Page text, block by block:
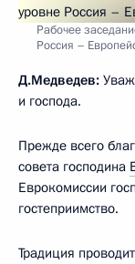
Рабочее
Россия –
Д.Медведев:
и господа.
Прежде всего
совета господина
Еврокомиссии
гостеприимство.
Традиция